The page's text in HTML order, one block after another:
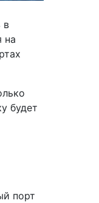
в
на
будет
порт